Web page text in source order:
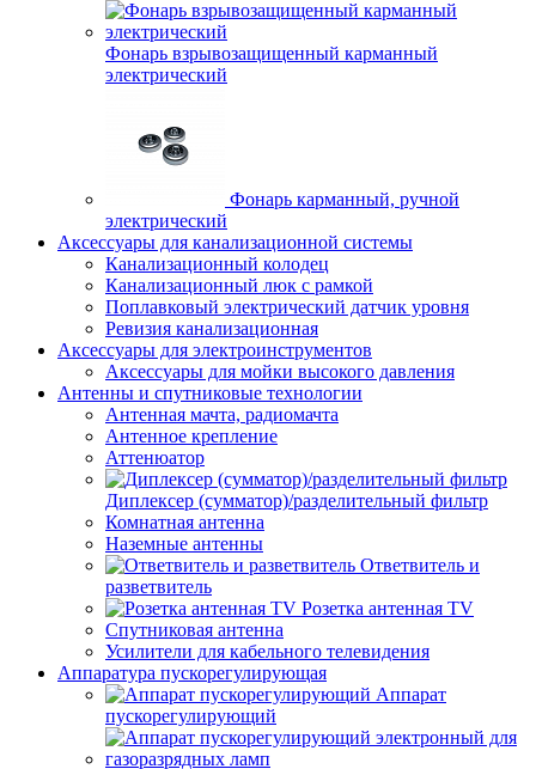
Фонарь взрывозащищенный карманный
электрический
Фонарь карманный, ручной
электрический
Аксессуары для канализационной системы
Канализационный колодец
Канализационный люк с рамкой
Поплавковый электрический датчик уровня
Ревизия канализационная
Аксессуары для электроинструментов
Аксессуары для мойки высокого давления
Антенны и спутниковые технологии
Антенная мачта, радиомачта
Антенное крепление
Аттенюатор
Диплексер (сумматор)/разделительный фильтр
Комнатная антенна
Наземные антенны
Ответвитель и
разветвитель
Розетка антенная TV
Спутниковая антенна
Усилители для кабельного телевидения
Аппаратура пускорегулирующая
Аппарат
пускорегулирующий